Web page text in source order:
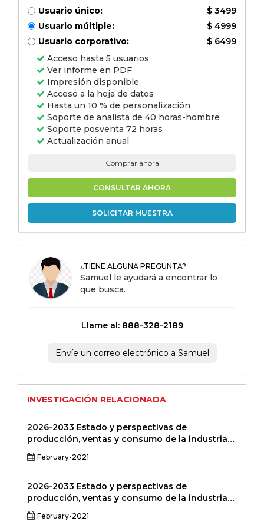
Usuario único:
$ 3499
Usuario múltiple:
$ 4999
Usuario corporativo:
$ 6499
Acceso hasta 5 usuarios
Ver informe en PDF
Impresión disponible
Acceso a la hoja de datos
Hasta un 10 % de personalización
Soporte de analista de 40 horas-hombre
Soporte posventa 72 horas
Actualización anual
Comprar ahora
CONSULTAR AHORA
SOLICITAR MUESTRA
¿TIENE ALGUNA PREGUNTA?
Samuel le ayudará a encontrar lo
que busca.
Llame al: 888-328-2189
Envíe un correo electrónico a Samuel
INVESTIGACIÓN RELACIONADA
2026-2033 Estado y perspectivas de
producción, ventas y consumo de la industria
del vendaje cohesivo global y regional Informe
de investigación de mercado profesional
February-2021
2026-2033 Estado y perspectivas de
producción, ventas y consumo de la industria
global y regional de agujas espinales Informe
de investigación de mercado profesional
February-2021